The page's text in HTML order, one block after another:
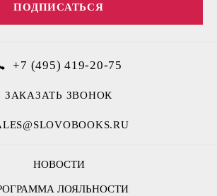
НОВОСТИ
ЛОЯЛЬНОСТИ
ПОДПИСАТЬСЯ
+7 (495) 419-20-75
ЗАКАЗАТЬ ЗВОНОК